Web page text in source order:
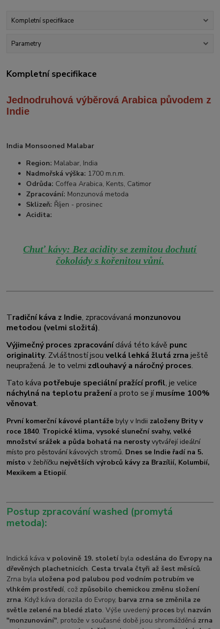
Kompletní specifikace
Parametry
Kompletní specifikace
Jednodruhová výběrová Arabica původem z
Indie
India Monsooned Malabar
Region: Malabar, India
Nadmořská výška: 1700 m.n.m.
Odrůda: Coffea Arabica, Kents, Catimor
Zpracování: Monzunová metoda
Sklizeň: Říjen - prosinec
Acidita:
Chuť kávy: Bez acidity se zemitou dochutí
čokolády s kořenitou vůní.
Tradiční káva z Indie, zpracovávaná monzunovou
metodou (velmi složitá).
Výjimečný proces zpracovánídává této kávě punc
originality. Zvláštností jsouvelká lehká žlutá zrnaještě
neupražená. Je to velmi zdlouhavý a náročný proces.
Tato káva potřebuje speciální pražící profil, je velice
náchylná na teplotu praženía proto se jímusíme 100%
věnovat.
První komerční kávové plantáže byly v Indii založeny Brity v
roce 1840. Tropické klima, vysoké sluneční svahy, velké
množství srážek a půda bohatá na nerostyvytvářejí ideální
místo pro pěstování kávových stromů. Dnes se Indie řadí na 5.
místo v žebříčku největších výrobců kávy za Brazílií, Kolumbií,
Mexikem a Etiopií.
Postup zpracování washed (promytá
metoda):
Indická kávav polovině 19. století byla odeslána do Evropy na
dřevěných plachetnicích. Cesta trvala čtyři až šest měsíců.
Zrna byla uložena pod palubou pod vodním potrubím ve
vlhkém prostředí, což způsobilo chemickou změnu složení
zrna. Když káva dorazila do Evropy, barva zrna se změnila ze
světle zelené na bledé zlato. Výše uvedený proces byl nazván
"monzunování", protože v současné době jsou shromážděná zrna